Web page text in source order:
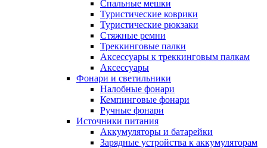
Спальные мешки
Туристические коврики
Туристические рюкзаки
Стяжные ремни
Треккинговые палки
Аксессуары к треккинговым палкам
Аксессуары
Фонари и светильники
Налобные фонари
Кемпинговые фонари
Ручные фонари
Источники питания
Аккумуляторы и батарейки
Зарядные устройства к аккумуляторам